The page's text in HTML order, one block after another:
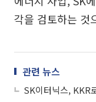
각을 검토하는 것
관련 뉴스
SK이터닉스, KKR